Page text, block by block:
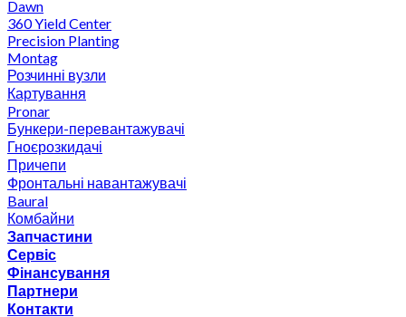
Dawn
360 Yield Center
Precision Planting
Montag
Розчинні вузли
Картування
Pronar
Бункери-перевантажувачі
Гноєрозкидачі
Причепи
Фронтальні навантажувачі
Baural
Комбайни
Запчастини
Сервіс
Фінансування
Партнери
Контакти